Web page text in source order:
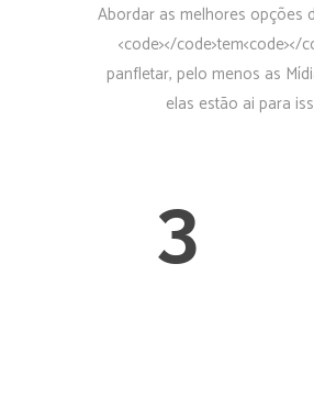
Abordar as melhores opções
<code></code>tem<code></
panfletar, pelo menos as
elas estão ai para
3